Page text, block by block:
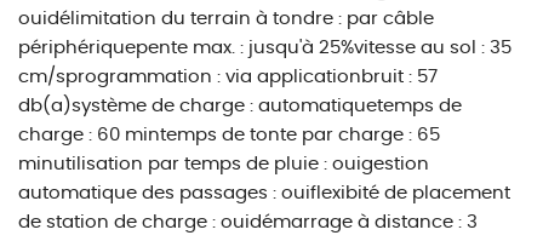
ouidélimitation du terrain à tondre : par câble
périphériquepente max. : jusqu'à 25%vitesse au sol : 35
cm/sprogrammation : via applicationbruit : 57
db(a)système de charge : automatiquetemps de
charge : 60 mintemps de tonte par charge : 65
minutilisation par temps de pluie : ouigestion
automatique des passages : ouiflexibité de placement
de station de charge : ouidémarrage à distance : 3